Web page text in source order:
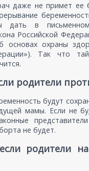
даже не примет ее
дать в
Российской
охраны
Так что
родители
будут
мамы. Если не
не будет.
родители